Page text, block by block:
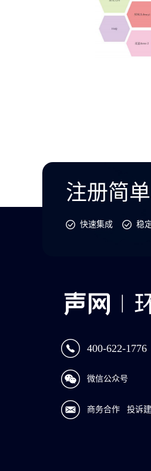
注册简
快速集成 稳
400-622-1776
微信公众号
商务合作 投诉